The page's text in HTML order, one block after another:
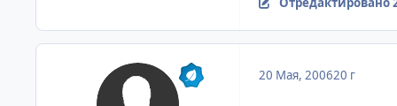
20 Мая, 200620 г